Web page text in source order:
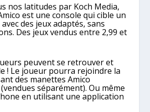
nos latitudes par Koch Media,
est une console qui cible un
des jeux adaptés, sans
Des jeux vendus entre 2,99 et
peuvent se retrouver et
! Le joueur pourra rejoindre la
des manettes Amico
séparément). Ou même
en utilisant une application